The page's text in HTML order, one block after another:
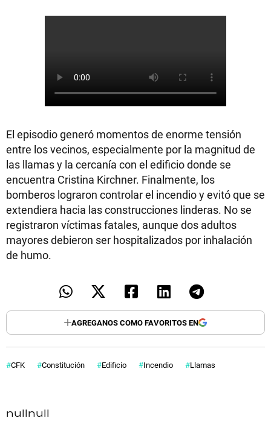
El episodio generó momentos de enorme tensión
entre los vecinos, especialmente por la magnitud de
las llamas y la cercanía con el edificio donde se
encuentra Cristina Kirchner. Finalmente, los
bomberos lograron controlar el incendio y evitó que se
extendiera hacia las construcciones linderas. No se
registraron víctimas fatales, aunque dos adultos
mayores debieron ser hospitalizados por inhalación
de humo.
AGREGANOS COMO FAVORITOS EN
CFK Constitución Edificio Incendio Llamas
nullnull